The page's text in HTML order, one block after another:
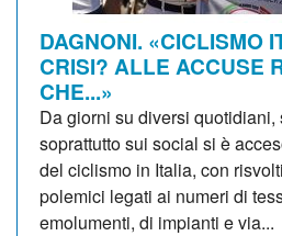
DAGNONI. «CICLISMO
CRISI? ALLE ACCUSE
CHE...»
Da giorni su diversi quotidiani,
soprattutto sui social si è
del ciclismo in Italia, con
polemici legati ai numeri di
emolumenti, di impianti e via...